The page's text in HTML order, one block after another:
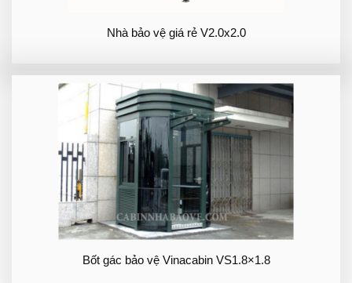
Nhà bảo vệ giá rẻ V2.0x2.0
Bốt gác bảo vệ Vinacabin VS1.8×1.8